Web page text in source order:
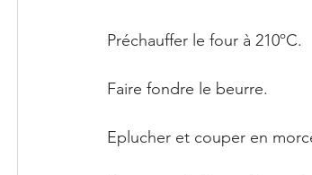
Préchauffer le four à 210ºC.
Faire fondre le beurre.
Eplucher et couper en